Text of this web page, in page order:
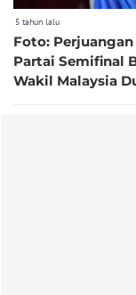
5 tahun lalu
Foto:
Partai Semifinal
Wakil Malaysia